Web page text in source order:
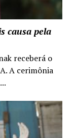
causa pela
receberá o
A cerimônia